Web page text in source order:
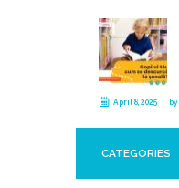
April 8, 2025 by
CATEGORIES